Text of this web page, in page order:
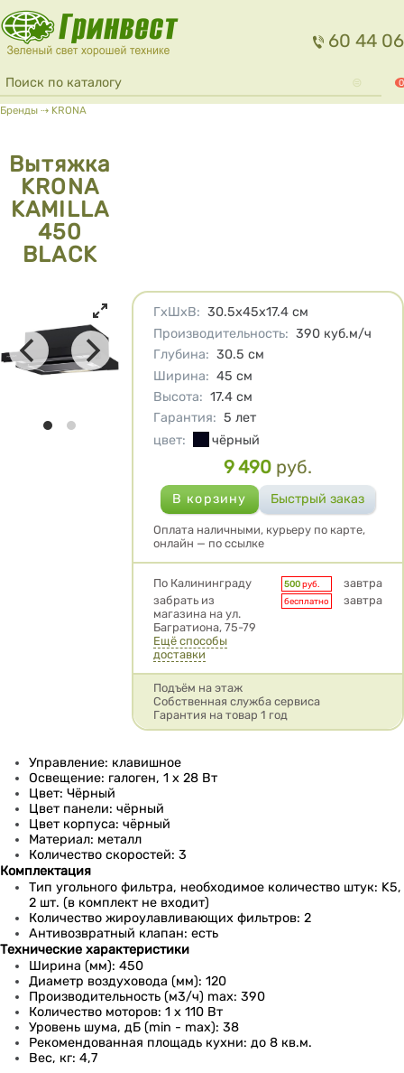
Перейти к основному содержанию
60 44 06
Форма поиска
Поиск 0
Вы здесь
Бренды ⇢ KRONA
Вытяжка
KRONA
KAMILLA
450
BLACK
Характеристики
ГхШхВ: 30.5х45х17.4 см
Производительность: 390 куб.м/ч
Глубина: 30.5 см
Ширина: 45 см
Высота: 17.4 см
Гарантия: 5 лет
цвет:
чёрный
Цена
9 490 руб.
Оплата наличными, курьеру по карте,
онлайн — по ссылке
Условия доставки
По Калининграду 500руб.
завтра
забрать из
магазина на ул.
Багратиона, 75-79
бесплатно завтра
Ещё способы
доставки
Подъём на этаж
Собственная служба сервиса
Гарантия на товар 1 год
Управление: клавишное
Освещение: галоген, 1 х 28 Вт
Цвет: Чёрный
Цвет панели: чёрный
Цвет корпуса: чёрный
Материал: металл
Количество скоростей: 3
Комплектация
Тип угольного фильтра, необходимое количество штук: K5,
2 шт. (в комплект не входит)
Количество жироулавливающих фильтров: 2
Антивозвратный клапан: есть
Технические характеристики
Ширина (мм): 450
Диаметр воздуховода (мм): 120
Производительность (м3/ч) max: 390
Количество моторов: 1 x 110 Вт
Уровень шума, дБ (min - max): 38
Рекомендованная площадь кухни: до 8 кв.м.
Вес, кг: 4,7